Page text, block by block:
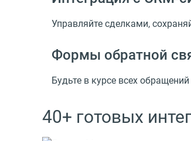
Управляйте сделками,
Формы обратной
Будьте в курсе всех
40+ готовых